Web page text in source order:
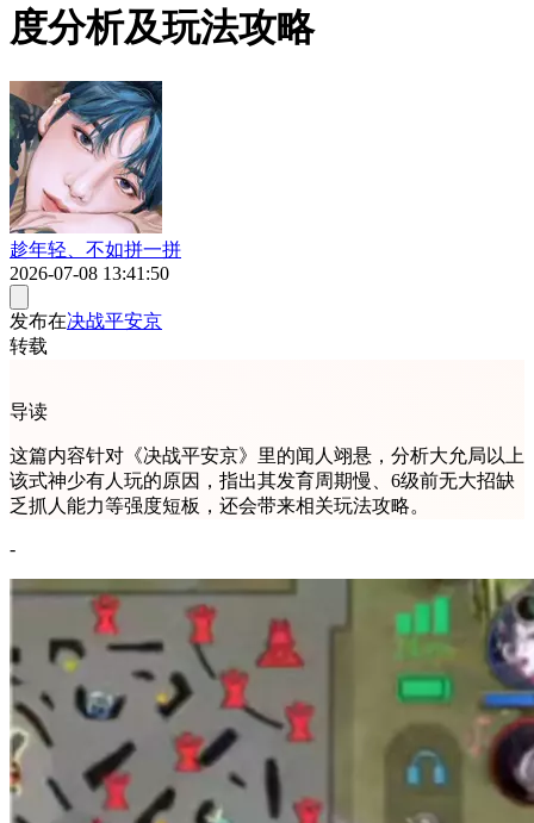
度分析及玩法攻略
趁年轻、不如拼一拼
2026-07-08 13:41:50
发布在决战平安京
转载
导读
这篇内容针对《决战平安京》里的闻人翊悬，分析大允局以上
该式神少有人玩的原因，指出其发育周期慢、6级前无大招缺
乏抓人能力等强度短板，还会带来相关玩法攻略。
-